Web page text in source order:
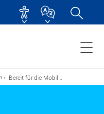
Bereit für die Mobilitätstrends der Zukunft?